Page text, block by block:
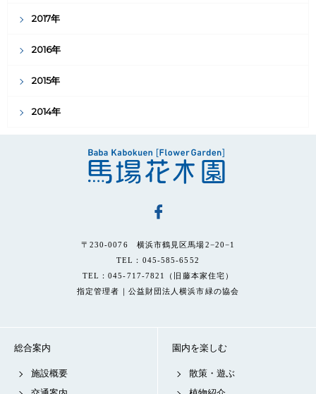
2017年
2016年
2015年
2014年
〒230-0076 横浜市鶴見区馬場2−20−1
TEL：045-585-6552
TEL：045-717-7821（旧藤本家住宅）
指定管理者｜公益財団法人横浜市緑の協会
総合案内
施設概要
園内を楽しむ
散策・遊ぶ